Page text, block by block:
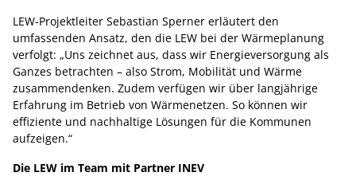
LEW-Projektleiter Sebastian Sperner erläutert den
umfassenden Ansatz, den die LEW bei der Wärmeplanung
verfolgt: „Uns zeichnet aus, dass wir Energieversorgung als
Ganzes betrachten – also Strom, Mobilität und Wärme
zusammendenken. Zudem verfügen wir über langjährige
Erfahrung im Betrieb von Wärmenetzen. So können wir
effiziente und nachhaltige Lösungen für die Kommunen
aufzeigen.“
Die LEW im Team mit Partner INEV